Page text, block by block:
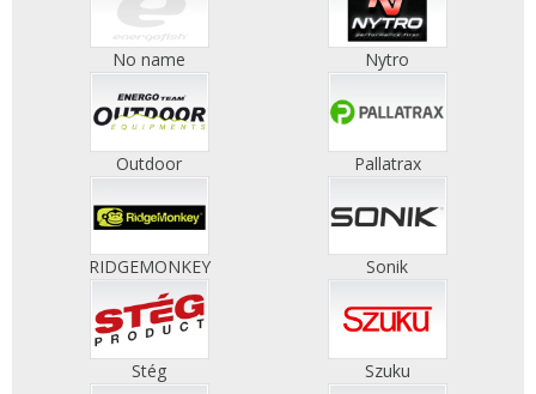
No name Nytro
Outdoor Pallatrax
RIDGEMONKEY Sonik
Stég Szuku